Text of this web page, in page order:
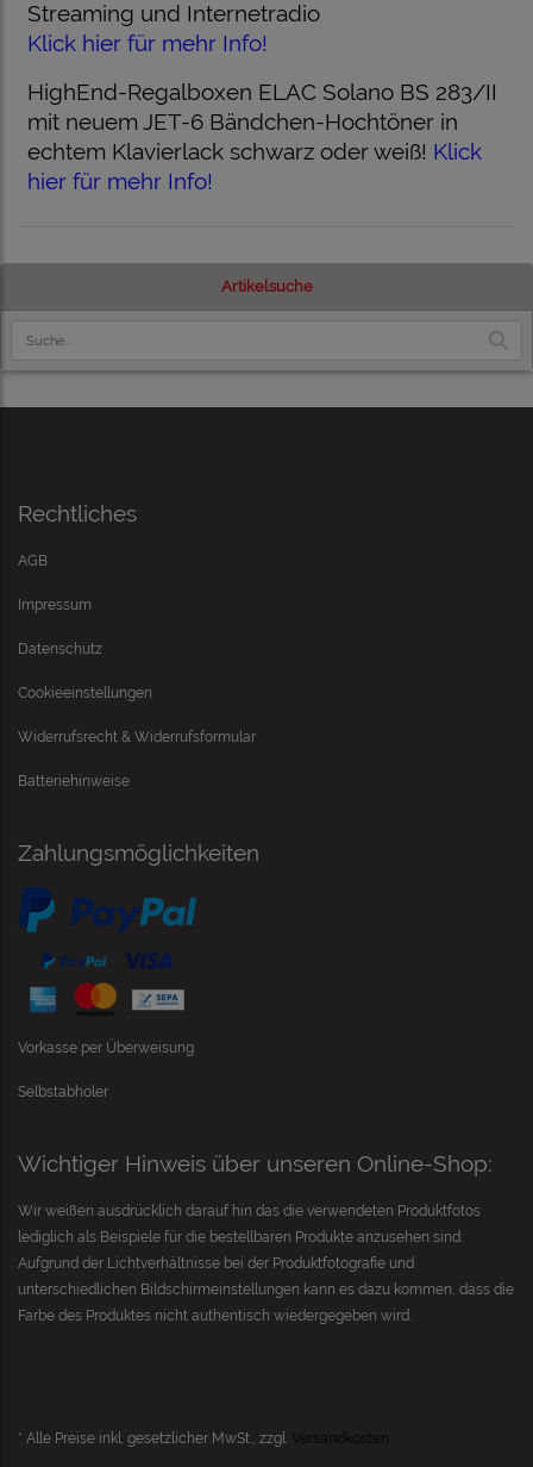
Streaming und Internetradio
Klick hier für mehr Info!
HighEnd-Regalboxen ELAC Solano BS 283/II
mit neuem JET-6 Bändchen-Hochtöner in
echtem Klavierlack schwarz oder weiß! Klick
hier für mehr Info!
Artikelsuche
Rechtliches
AGB
Impressum
Datenschutz
Cookieeinstellungen
Widerrufsrecht & Widerrufsformular
Batteriehinweise
Zahlungsmöglichkeiten
Vorkasse per Überweisung
Selbstabholer
Wichtiger Hinweis über unseren Online-Shop:
Wir weißen ausdrücklich darauf hin das die verwendeten Produktfotos
lediglich als Beispiele für die bestellbaren Produkte anzusehen sind.
Aufgrund der Lichtverhältnisse bei der Produktfotografie und
unterschiedlichen Bildschirmeinstellungen kann es dazu kommen, dass die
Farbe des Produktes nicht authentisch wiedergegeben wird.
* Alle Preise inkl. gesetzlicher MwSt., zzgl. Versandkosten